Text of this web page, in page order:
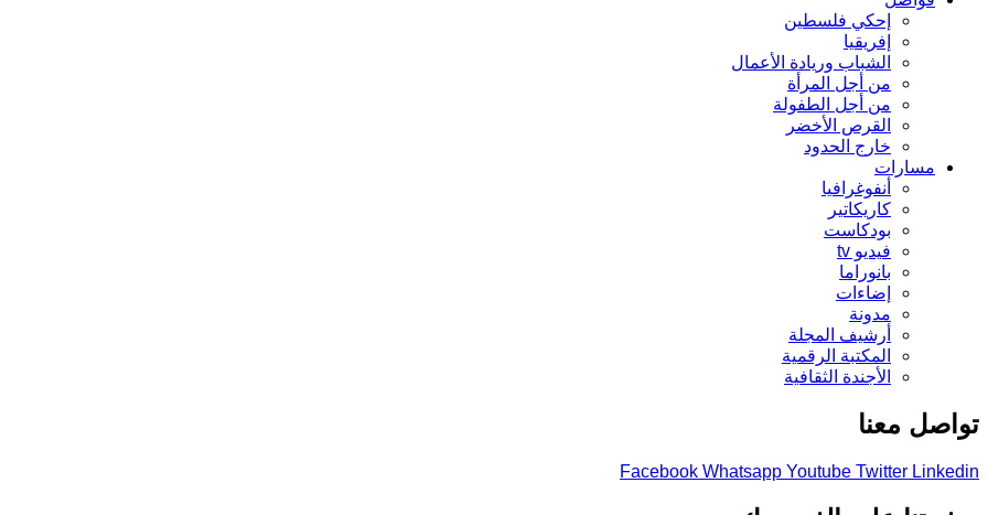
إحكي فلسطين
إفريقيا
الشباب وريادة الأعمال
من أجل المرأة
من أجل الطفولة
القرص الأخضر
خارج الحدود
مسارات
أنفوغرافيا
كاريكاتير
بودكاست
فيديو tv
بانوراما
إضاءات
مدونة
أرشيف المجلة
المكتبة الرقمية
الأجندة الثقافية
تواصل معنا
Facebook Whatsapp Youtube Twitter Linkedin